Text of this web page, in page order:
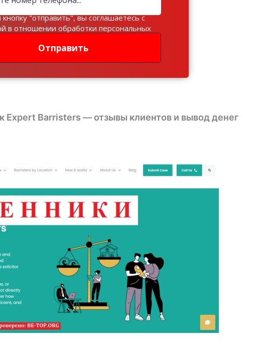
Отправить
"отправить", вы соглашаетесь с
в отношении обработки персональных
Barristers — отзывы клиентов и вывод денег